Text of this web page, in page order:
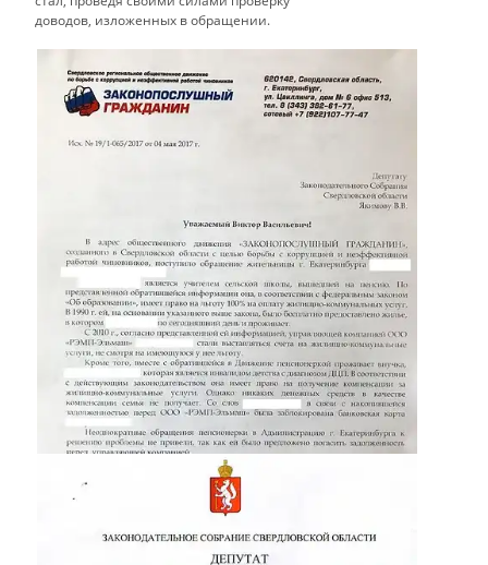
доводов, изложенных в обращении.